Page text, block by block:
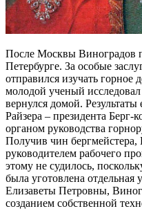
После Москвы Виноградов
Петербурге. За особые
отправился изучать горное
молодой ученый
вернулся домой.
Райзера – президента
органом руководства
Получив чин
руководителем рабочего
этому не судилось,
была уготовлена
Елизаветы Петровны,
созданием собственной